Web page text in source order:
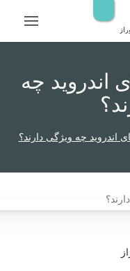
اندروید چه
اندروید چه ویژگی دارند؟